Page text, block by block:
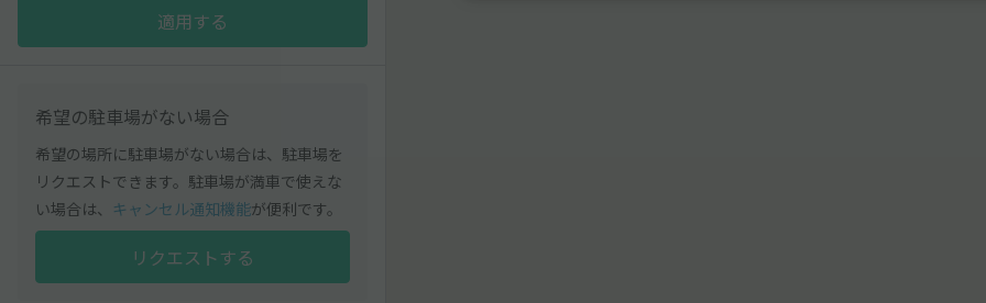
適用する
希望の駐車場がない場合
希望の場所に駐車場がない場合は、駐車場を
リクエストできます。駐車場が満車で使えな
い場合は、 キャンセル通知機能が便利です。
リクエストする